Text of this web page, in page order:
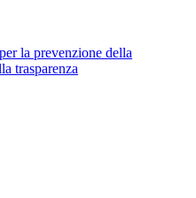
la prevenzione della
trasparenza